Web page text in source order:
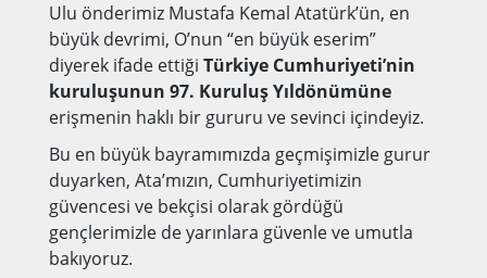
Ulu önderimiz Mustafa Kemal Atatürk’ün, en
büyük devrimi, O’nun “en büyük eserim”
diyerek ifade ettiği Türkiye Cumhuriyeti’nin
kuruluşunun 97. Kuruluş Yıldönümüne
erişmenin haklı bir gururu ve sevinci içindeyiz.
Bu en büyük bayramımızda geçmişimizle gurur
duyarken, Ata’mızın, Cumhuriyetimizin
güvencesi ve bekçisi olarak gördüğü
gençlerimizle de yarınlara güvenle ve umutla
bakıyoruz.